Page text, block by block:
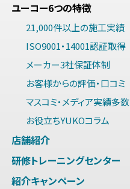
ユーコー6つの特徴
21,000件以上の施工実績
ISO9001・14001認証取得
メーカー3社保証体制
お客様からの評価・口コミ
マスコミ・メディア実績多数
お役立ちYUKOコラム
店舗紹介
研修トレーニングセンター
紹介キャンペーン